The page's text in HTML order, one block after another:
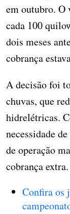
em outubro. O
cada 100
dois meses
cobrança
A decisão foi
chuvas, que
hidrelétricas.
necessidade
de operação
cobrança extra.
Confira os